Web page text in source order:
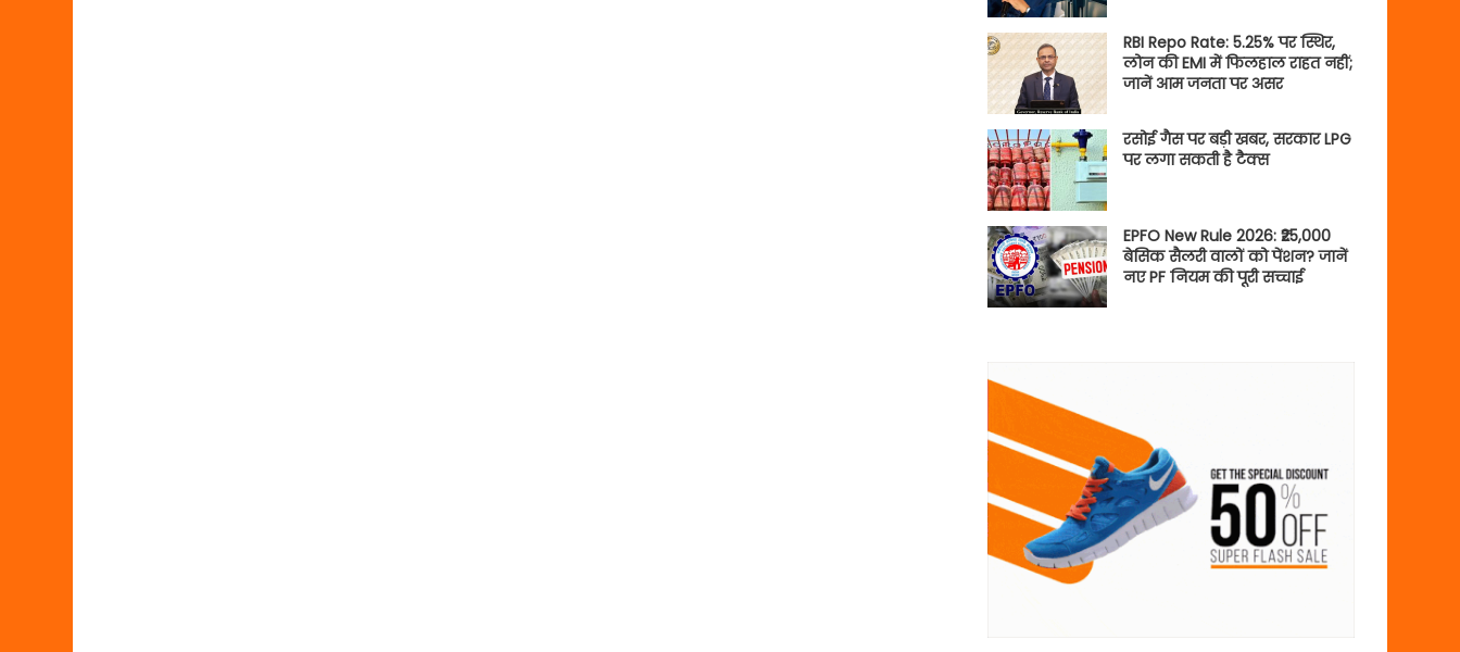
RBI Repo Rate: 5.25% पर स्थिर,
लोन की EMI में फिलहाल राहत नहीं;
जानें आम जनता पर असर
रसोई गैस पर बड़ी खबर, सरकार LPG
पर लगा सकती है टैक्स
EPFO New Rule 2026: ₹25,000
बेसिक सैलरी वालों को पेंशन? जानें
नए PF नियम की पूरी सच्चाई